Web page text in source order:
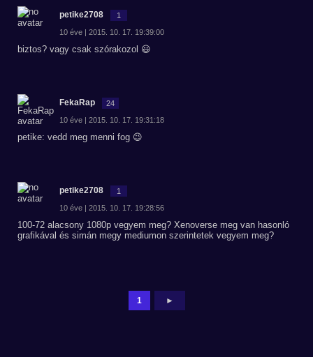
petike2708 1
10 éve | 2015. 10. 17. 19:39:00
biztos? vagy csak szórakozol 😃
FekaRap 24
10 éve | 2015. 10. 17. 19:31:18
petike: vedd meg menni fog 😉
petike2708 1
10 éve | 2015. 10. 17. 19:28:56
100-72 alacsony 1080p vegyem meg? Xenoverse meg van hasonló
grafikával és simán megy mediumon szerintetek vegyem meg?
1 ►